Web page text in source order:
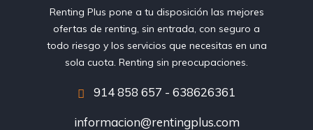
Renting Plus pone a tu disposición las mejores
ofertas de renting, sin entrada, con seguro a
todo riesgo y los servicios que necesitas en una
sola cuota. Renting sin preocupaciones.
914 858 657 - 638626361
informacion@rentingplus.com